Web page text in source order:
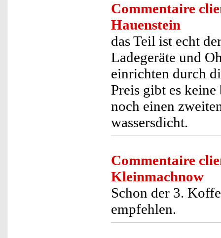
Commentaire
Hauenstein
das Teil ist echt
Ladegeräte und
einrichten durch
Preis gibt es
noch einen
wassersdicht.
Commentaire
Kleinmachnow
Schon der 3.
empfehlen.